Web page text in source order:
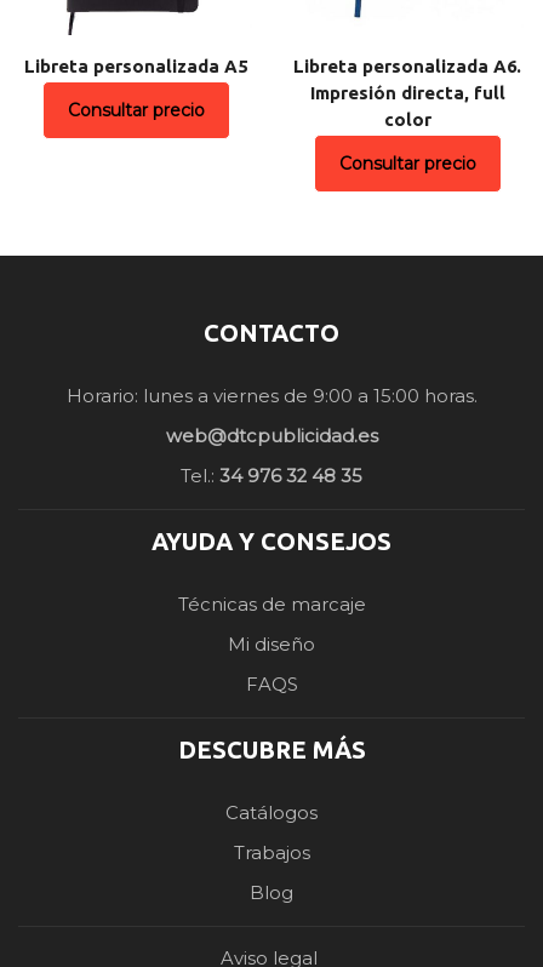
Libreta personalizada A5
Consultar precio
Libreta personalizada A6.
Impresión directa, full
color
Consultar precio
CONTACTO
Horario: lunes a viernes de 9:00 a 15:00 horas.
web@dtcpublicidad.es
Tel.: 34 976 32 48 35
AYUDA Y CONSEJOS
Técnicas de marcaje
Mi diseño
FAQS
DESCUBRE MÁS
Catálogos
Trabajos
Blog
Aviso legal